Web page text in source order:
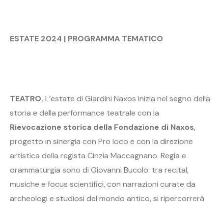
ESTATE 2024 | PROGRAMMA TEMATICO
TEATRO. L’estate di Giardini Naxos inizia nel segno della
storia e della performance teatrale con la
Rievocazione storica della Fondazione di Naxos,
progetto in sinergia con Pro loco e con la direzione
artistica della regista Cinzia Maccagnano. Regia e
drammaturgia sono di Giovanni Bucolo: tra recital,
musiche e focus scientifici, con narrazioni curate da
archeologi e studiosi del mondo antico, si ripercorrerà